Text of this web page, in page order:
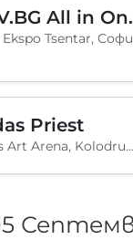
Priest
Vidas Art Arena, Kolodrum, Borisova gradina, София, BG